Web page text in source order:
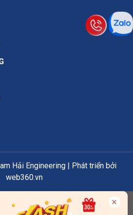
Hải Engineering | Phát triển bởi
web360.vn
×